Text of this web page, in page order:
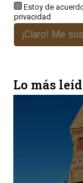
Estoy de
privacidad
¡Claro! Me
Lo más